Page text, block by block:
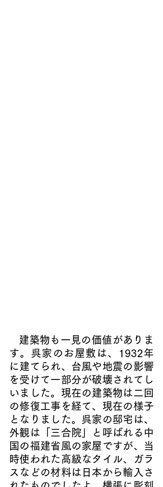
す。呉家のお屋敷は、1932年
に建てられ、台風や地震の影響
を受けて一部分が破壊されてし
いました。現在の建築物は二回
の修復工事を経て、現在の様子
となりました。呉家の邸宅は、
外観は「三合院」と呼ばれる中
国の福建省風の家屋ですが、当
時使われた高級なタイル、ガラ
スなどの材料は日本から輸入さ